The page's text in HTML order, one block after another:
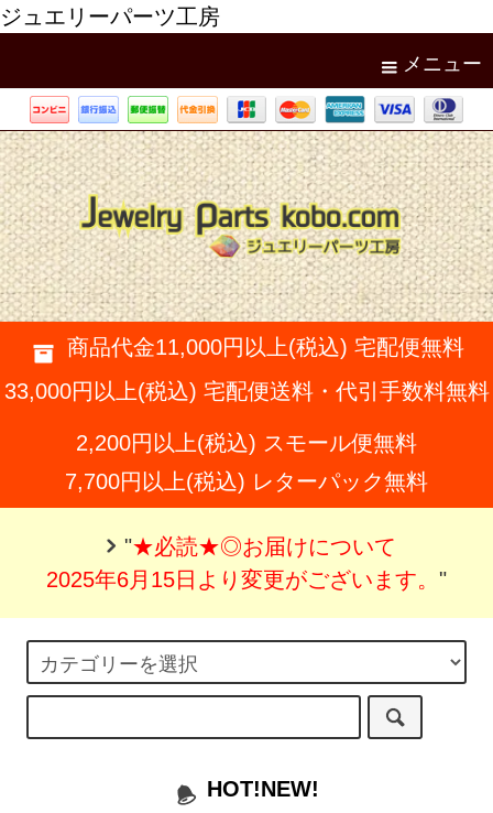
ジュエリーパーツ工房
メニュー
商品代金11,000円以上(税込) 宅配便無料
33,000円以上(税込) 宅配便送料・代引手数料無料
2,200円以上(税込) スモール便無料
7,700円以上(税込) レターパック無料
"★必読★◎お届けについて
2025年6月15日より変更がございます。 "
HOT!NEW!